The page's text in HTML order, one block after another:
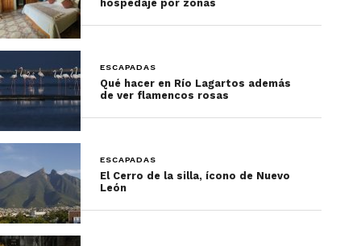
UNAM
Zócalo Capitalino
El zócalo presenta ofrendas de muertos de todas
las regiones de México. Igual habrá actividades
musicales y de arte escénico que enaltecen el
espíritu de la festividad. Las distintas ofrendas
permiten tener un panorama general de todas las
hospedaje por zonas
ESCAPADAS
Qué hacer en Río Lagartos además
de ver flamencos rosas
ESCAPADAS
El Cerro de la silla, ícono de Nuevo
León